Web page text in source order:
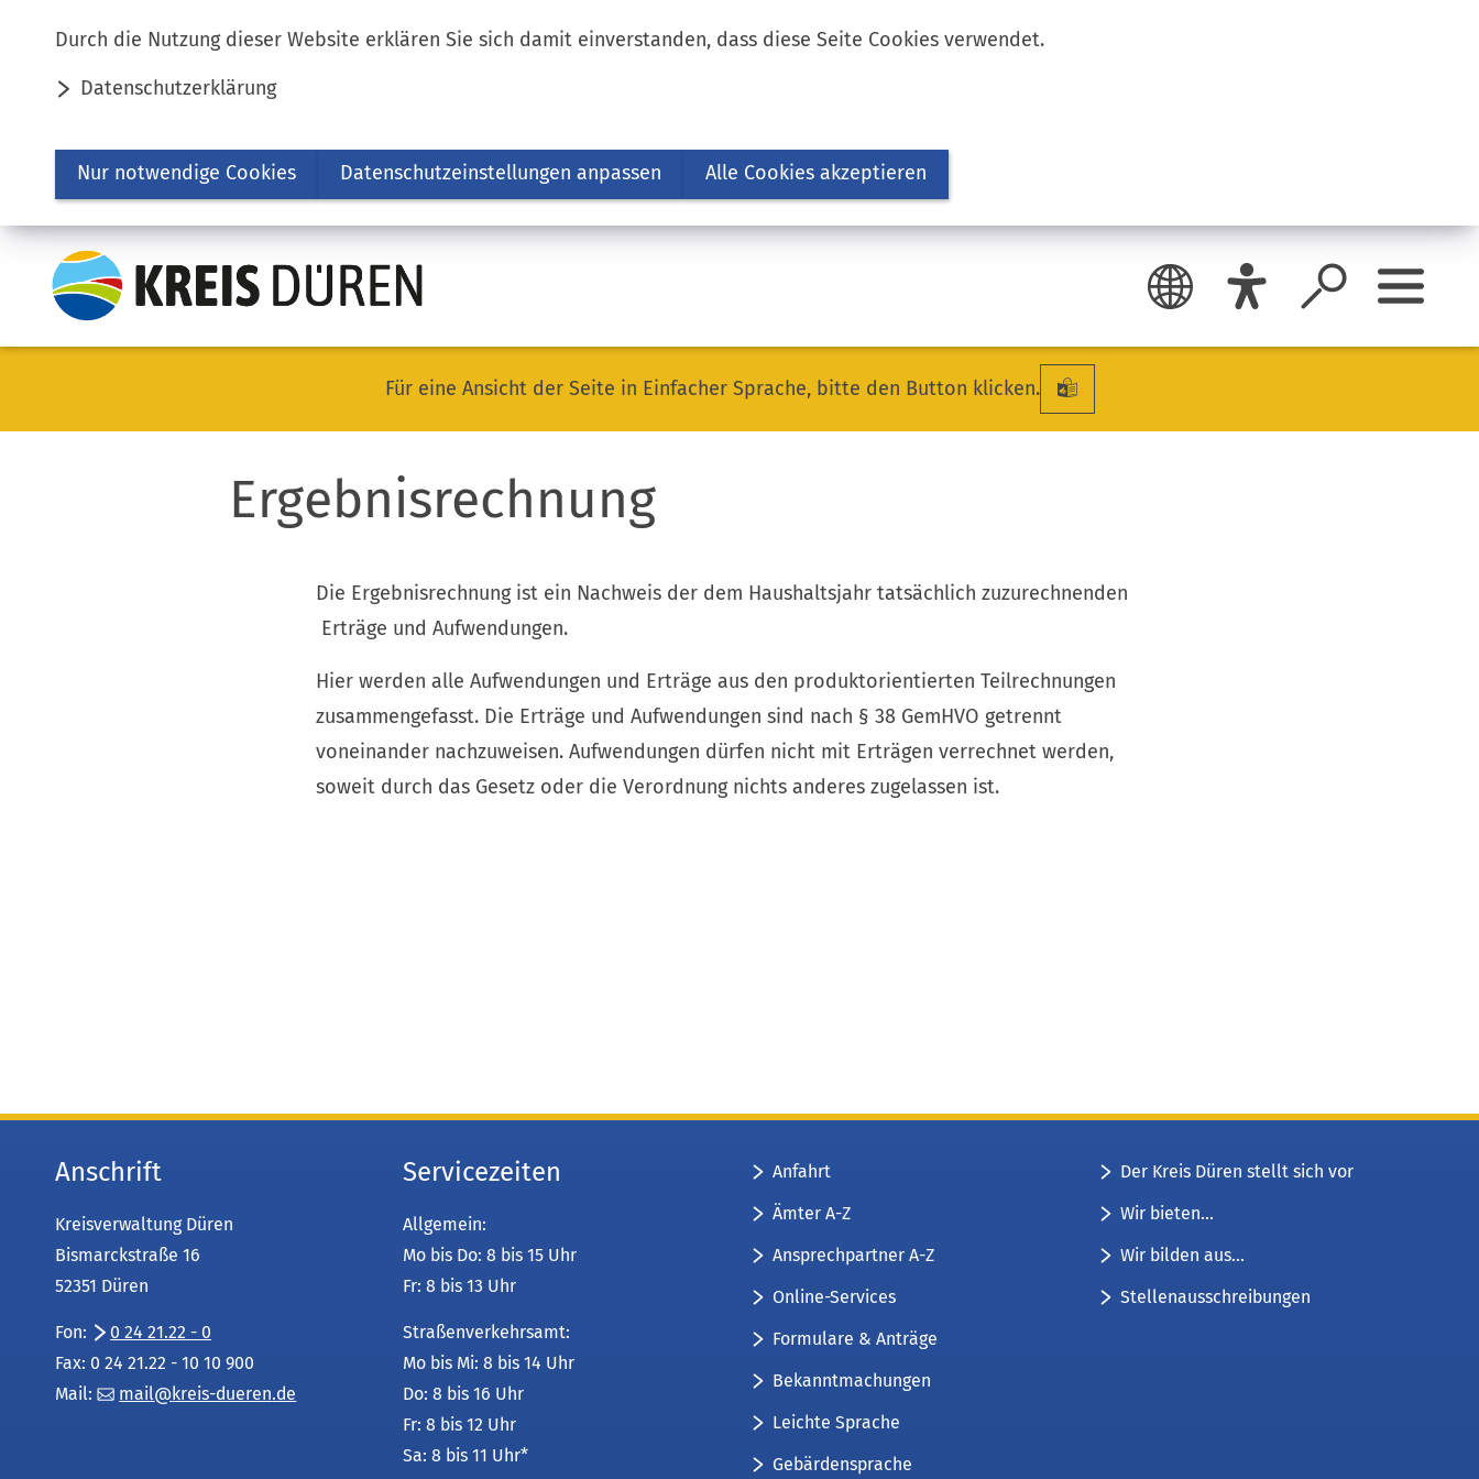
Durch die Nutzung dieser Website erklären Sie sich damit einverstanden, dass diese Seite Cookies verwendet.
Datenschutzerklärung
Nur notwendige Cookies Datenschutzeinstellungen anpassen Alle Cookies akzeptieren
Inhalt anspringen
Für eine Ansicht der Seite in Einfacher Sprache, bitte den Button klicken.
Ergebnisrechnung
Die Ergebnisrechnung ist ein Nachweis der dem Haushaltsjahr tatsächlich zuzurechnenden
Erträge und Aufwendungen.
Hier werden alle Aufwendungen und Erträge aus den produktorientierten Teilrechnungen
zusammengefasst. Die Erträge und Aufwendungen sind nach § 38 GemHVO getrennt
voneinander nachzuweisen. Aufwendungen dürfen nicht mit Erträgen verrechnet werden,
soweit durch das Gesetz oder die Verordnung nichts anderes zugelassen ist.
Anschrift
Kreisverwaltung Düren
Bismarckstraße 16
52351 Düren
Fon:
0 24 21.22 - 0
Fax: 0 24 21.22 - 10 10 900
Mail:
mail kreis-dueren de
Servicezeiten
Allgemein:
Mo bis Do: 8 bis 15 Uhr
Fr: 8 bis 13 Uhr
Straßenverkehrsamt:
Mo bis Mi: 8 bis 14 Uhr
Do: 8 bis 16 Uhr
Fr: 8 bis 12 Uhr
Sa: 8 bis 11 Uhr*
Anfahrt
Ämter A-Z
Ansprechpartner A-Z
Online-Services
Formulare & Anträge
Bekanntmachungen
Leichte Sprache
Gebärdensprache
Der Kreis Düren stellt sich vor
Wir bieten...
Wir bilden aus...
Stellenausschreibungen